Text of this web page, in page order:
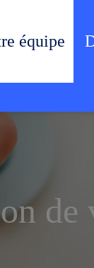
équipe
de